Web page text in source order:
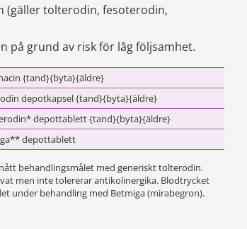
(gäller tolterodin, fesoterodin,
på grund av risk för låg följsamhet.
{tand}{byta}{äldre}
depotkapsel {tand}{byta}{äldre}
depottablett {tand}{byta}{äldre}
depottablett
behandlingsmålet med generiskt tolterodin.
men inte tolererar antikolinergika. Blodtrycket
under behandling med Betmiga (mirabegron).